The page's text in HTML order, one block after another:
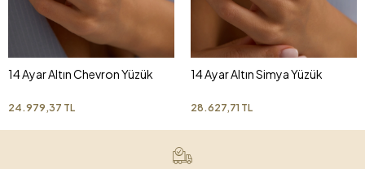
14 Ayar Altın Chevron Yüzük
24.979,37 TL
14 Ayar Altın Simya Yüzük
28.627,71 TL